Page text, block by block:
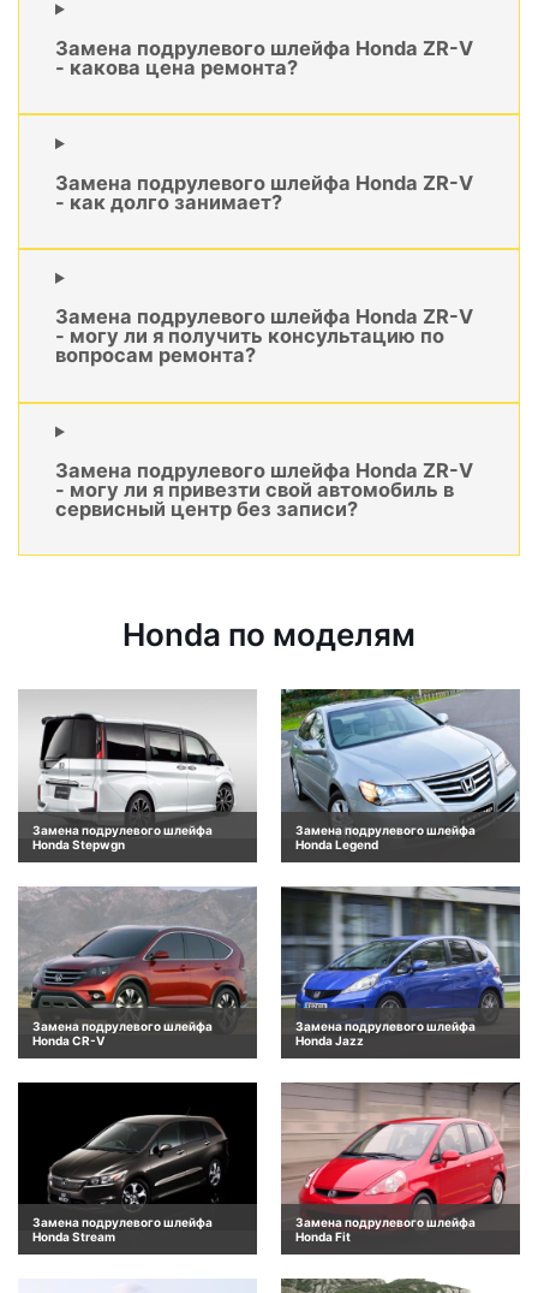
Замена подрулевого шлейфа Honda ZR-V
- какова цена ремонта?
Замена подрулевого шлейфа Honda ZR-V
- как долго занимает?
Замена подрулевого шлейфа Honda ZR-V
- могу ли я получить консультацию по
вопросам ремонта?
Замена подрулевого шлейфа Honda ZR-V
- могу ли я привезти свой автомобиль в
сервисный центр без записи?
Honda по моделям
Замена подрулевого шлейфа
Honda Stepwgn
Замена подрулевого шлейфа
Honda Legend
Замена подрулевого шлейфа
Honda CR-V
Замена подрулевого шлейфа
Honda Jazz
Замена подрулевого шлейфа
Honda Stream
Замена подрулевого шлейфа
Honda Fit